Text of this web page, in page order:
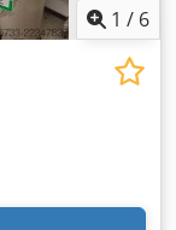
1 / 6